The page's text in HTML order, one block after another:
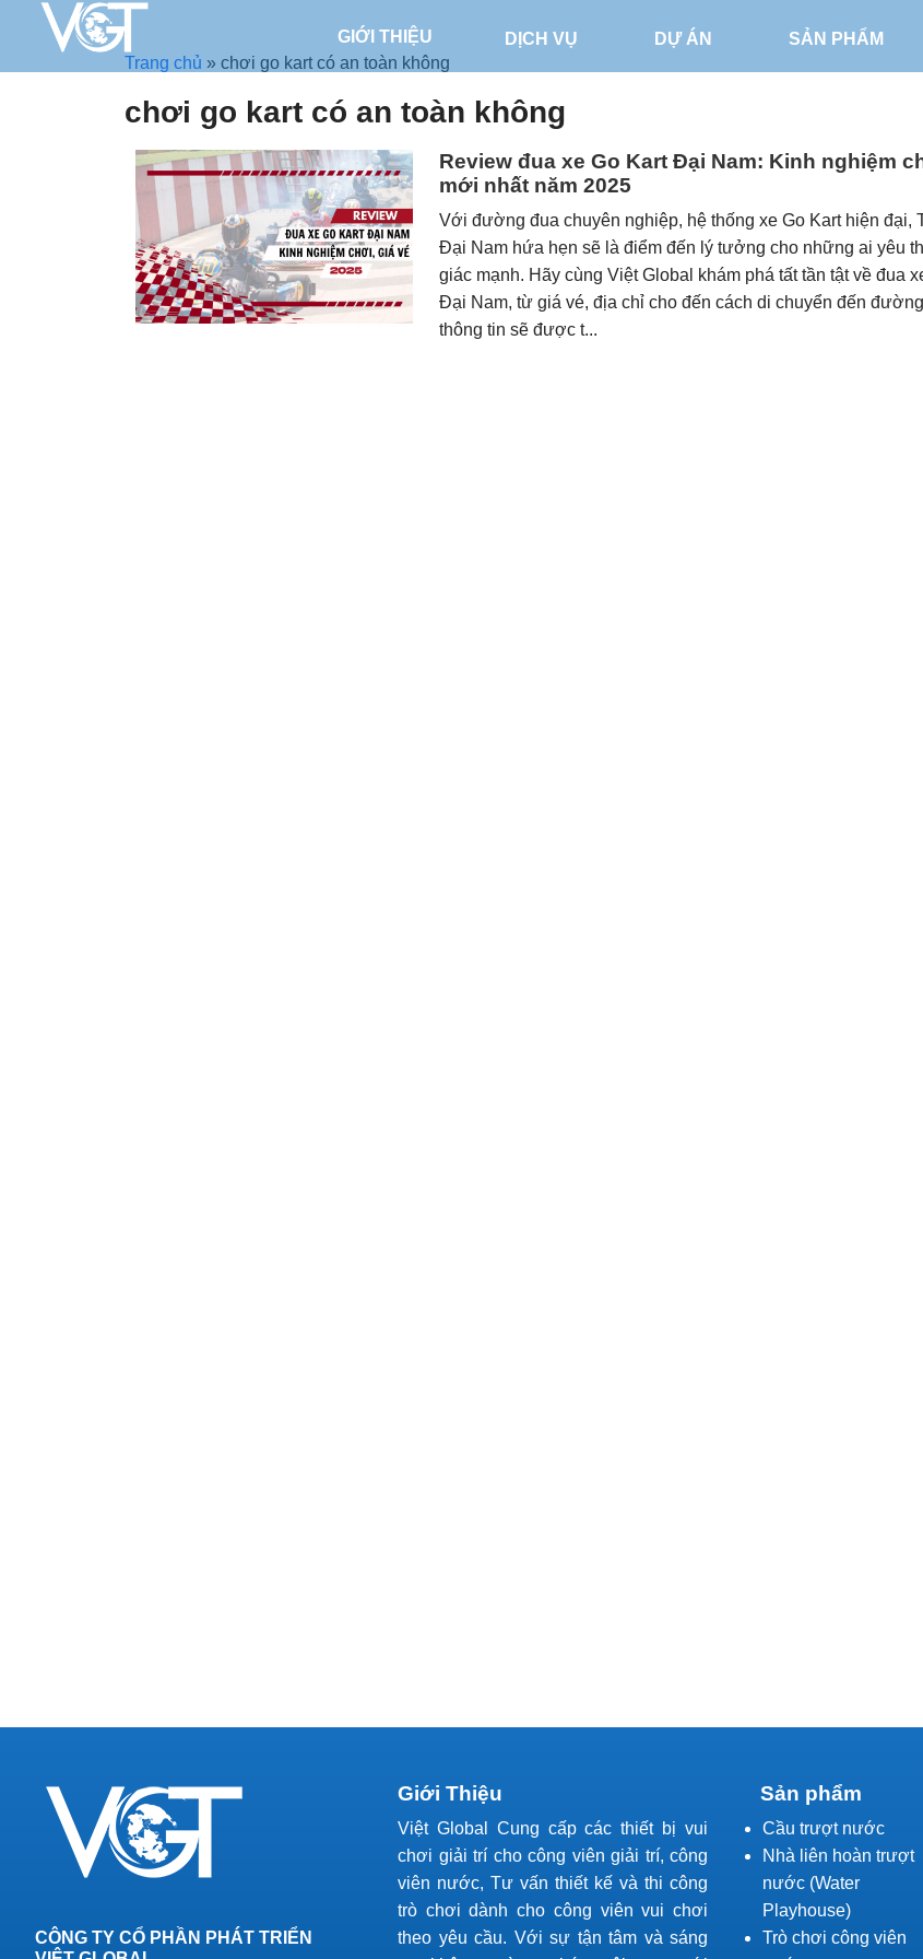
GIỚI THIỆU DỊCH VỤ DỰ ÁN SẢN PHẨM
Trang chủ » chơi go kart có an toàn không
chơi go kart có an toàn không
Review đua xe Go Kart Đại Nam: Kinh nghiệm
mới nhất năm 2025
Với đường đua chuyên nghiệp, hệ thống xe Go Kart hiện đại,
Đại Nam hứa hẹn sẽ là điểm đến lý tưởng cho những ai yêu
giác mạnh. Hãy cùng Việt Global khám phá tất tần tật về đua
Đại Nam, từ giá vé, địa chỉ cho đến cách di chuyển đến
thông tin sẽ được t...
CÔNG TY CỔ PHẦN PHÁT TRIỂN
Giới Thiệu
Việt Global Cung cấp các thiết bị vui
chơi giải trí cho công viên giải trí, công
viên nước, Tư vấn thiết kế và thi công
trò chơi dành cho công viên vui chơi
theo yêu cầu. Với sự tận tâm và sáng
Sản phẩm
Cầu trượt nước
Nhà liên hoàn trượt
nước (Water
Playhouse)
Trò chơi công viên